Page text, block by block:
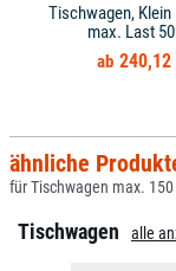
Tischwagen, Klein
max. Last
240,12
ähnliche
für Tischwagen max.
Tischwagen alle